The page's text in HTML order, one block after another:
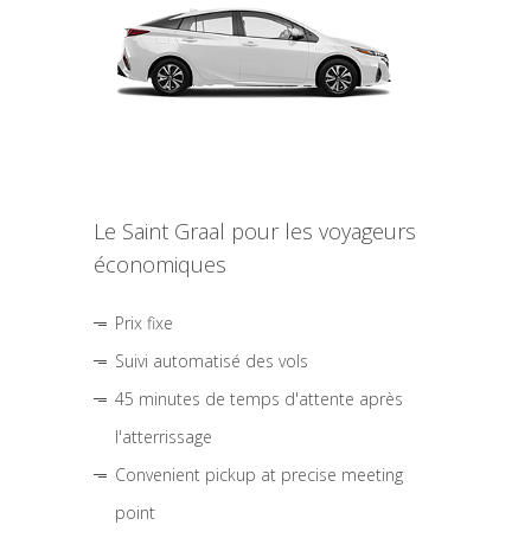
Le Saint Graal pour les voyageurs
économiques
Prix fixe
Suivi automatisé des vols
45 minutes de temps d'attente après
l'atterrissage
Convenient pickup at precise meeting
point